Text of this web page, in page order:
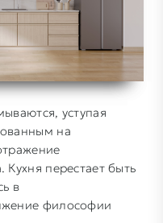
уступая
на
перестает быть
в
философии